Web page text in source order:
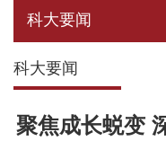
科大要闻
科大要闻
聚焦成长蜕变